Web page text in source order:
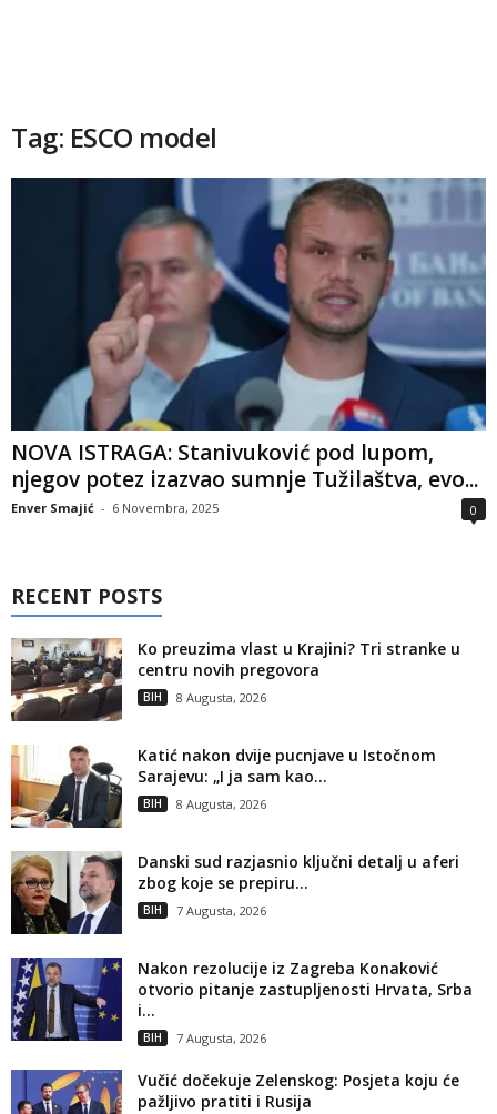
Tag: ESCO model
NOVA ISTRAGA: Stanivuković pod lupom,
njegov potez izazvao sumnje Tužilaštva, evo...
Enver Smajić - 6 Novembra, 2025 0
RECENT POSTS
Ko preuzima vlast u Krajini? Tri stranke u
centru novih pregovora
BIH 8 Augusta, 2026
Katić nakon dvije pucnjave u Istočnom
Sarajevu: „I ja sam kao...
BIH 8 Augusta, 2026
Danski sud razjasnio ključni detalj u aferi
zbog koje se prepiru...
BIH 7 Augusta, 2026
Nakon rezolucije iz Zagreba Konaković
otvorio pitanje zastupljenosti Hrvata, Srba
i...
BIH 7 Augusta, 2026
Vučić dočekuje Zelenskog: Posjeta koju će
pažljivo pratiti i Rusija